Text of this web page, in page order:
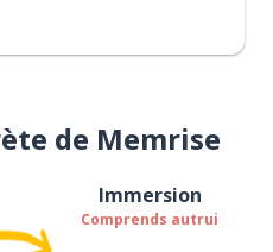
de Memrise
Immersion
Comprends autrui